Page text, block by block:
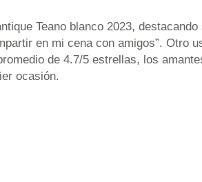
Teano blanco 2023,
en mi cena con amigos”. Otro
de 4.7/5 estrellas, los
ocasión.